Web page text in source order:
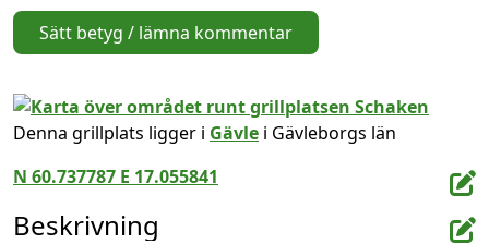
Sätt betyg / lämna kommentar
Denna grillplats ligger i Gävle i Gävleborgs län
N 60.737787 E 17.055841
Beskrivning